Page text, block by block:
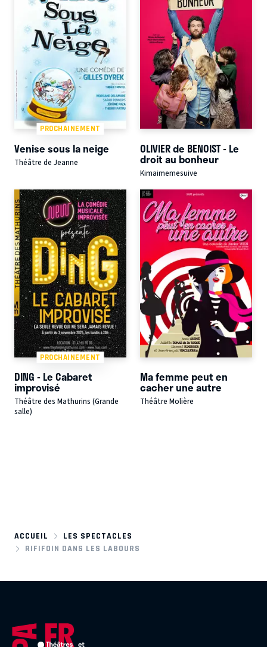
PROCHAINEMENT
Venise sous la neige
Théâtre de Jeanne
OLIVIER de BENOIST - Le
droit au bonheur
Kimaimemesuive
PROCHAINEMENT
DING - Le Cabaret
improvisé
Théâtre des Mathurins (Grande
salle)
Ma femme peut en
cacher une autre
Théâtre Molière
ACCUEIL
LES SPECTACLES
RIFIFOIN DANS LES LABOURS